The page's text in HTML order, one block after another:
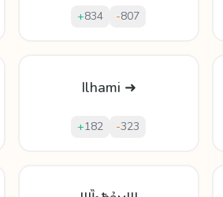
+834 -807
Ilhami ➜
+182 -323